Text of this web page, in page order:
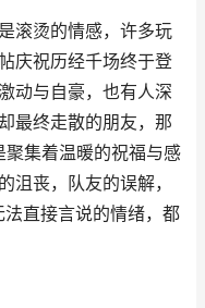
滚烫的情感，许多玩
庆祝历经千场终于登
动与自豪，也有人深
最终走散的朋友，那
聚集着温暖的祝福与感
沮丧，队友的误解，
直接言说的情绪，都